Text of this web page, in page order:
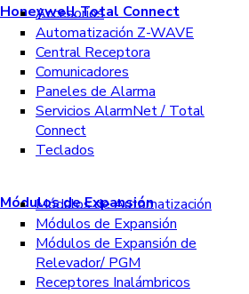
Honeywell Total Connect
Accesorios
Automatización Z-WAVE
Central Receptora
Comunicadores
Paneles de Alarma
Servicios AlarmNet / Total
Connect
Teclados
Módulos de Expansión
Módulos de Automatización
Módulos de Expansión
Módulos de Expansión de
Relevador/ PGM
Receptores Inalámbricos